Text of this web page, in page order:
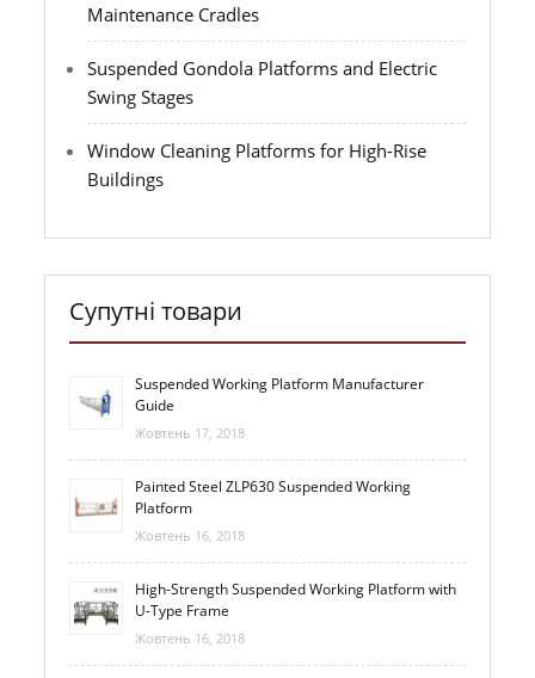
Maintenance Cradles
Suspended Gondola Platforms and Electric
Swing Stages
Window Cleaning Platforms for High-Rise
Buildings
Супутні товари
Suspended Working Platform Manufacturer
Guide
Жовтень 17, 2018
Painted Steel ZLP630 Suspended Working
Platform
Жовтень 16, 2018
High-Strength Suspended Working Platform with
U-Type Frame
Жовтень 16, 2018